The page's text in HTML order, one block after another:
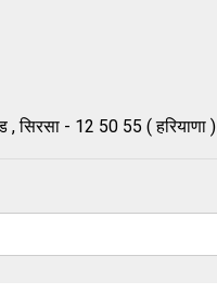
, सिरसा - 12 50 55 ( हरियाणा )